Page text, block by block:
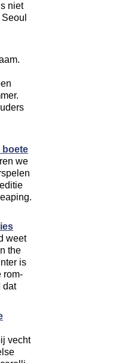
niet
boete
we
weet
the
is
rom-
dat
vecht